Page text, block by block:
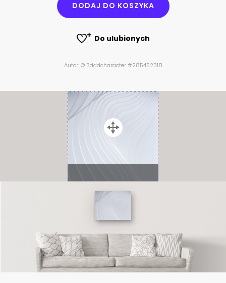
DODAJ DO KOSZYKA
Do ulubionych
Autor: © 3dddcharacter #285452318